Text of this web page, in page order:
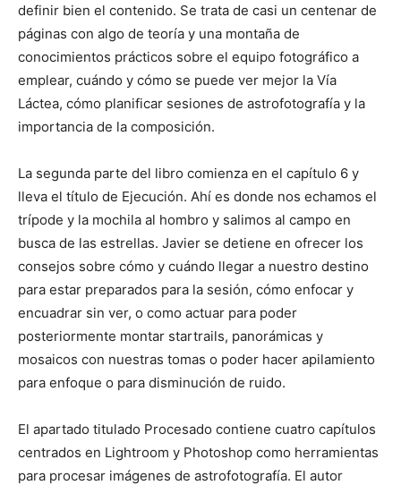
definir bien el contenido. Se trata de casi un centenar de
páginas con algo de teoría y una montaña de
conocimientos prácticos sobre el equipo fotográfico a
emplear, cuándo y cómo se puede ver mejor la Vía
Láctea, cómo planificar sesiones de astrofotografía y la
importancia de la composición.
La segunda parte del libro comienza en el capítulo 6 y
lleva el título de Ejecución. Ahí es donde nos echamos el
trípode y la mochila al hombro y salimos al campo en
busca de las estrellas. Javier se detiene en ofrecer los
consejos sobre cómo y cuándo llegar a nuestro destino
para estar preparados para la sesión, cómo enfocar y
encuadrar sin ver, o como actuar para poder
posteriormente montar startrails, panorámicas y
mosaicos con nuestras tomas o poder hacer apilamiento
para enfoque o para disminución de ruido.
El apartado titulado Procesado contiene cuatro capítulos
centrados en Lightroom y Photoshop como herramientas
para procesar imágenes de astrofotografía. El autor